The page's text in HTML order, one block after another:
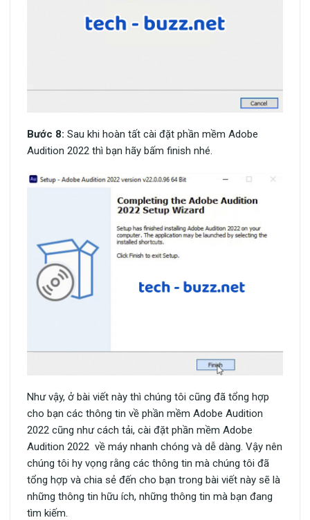
Bước 8: Sau khi hoàn tất cài đặt phần mềm Adobe
Audition 2022 thì bạn hãy bấm finish nhé.
Như vậy, ở bài viết này thì chúng tôi cũng đã tổng hợp
cho bạn các thông tin về phần mềm Adobe Audition
2022 cũng như cách tải, cài đặt phần mềm Adobe
Audition 2022 về máy nhanh chóng và dễ dàng. Vậy nên
chúng tôi hy vọng rằng các thông tin mà chúng tôi đã
tổng hợp và chia sẻ đến cho bạn trong bài viết này sẽ là
những thông tin hữu ích, những thông tin mà bạn đang
tìm kiếm.